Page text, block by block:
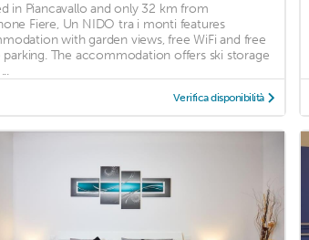
in Piancavallo and only 32 km from
Fiere, Un NIDO tra i monti features
with garden views, free WiFi and free
parking. The accommodation offers ski storage
Verifica disponibilità